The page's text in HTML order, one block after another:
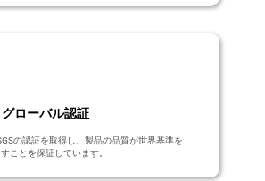
グローバル認証
の認証を取得し、製品の品質が世界基準を
ことを保証しています。